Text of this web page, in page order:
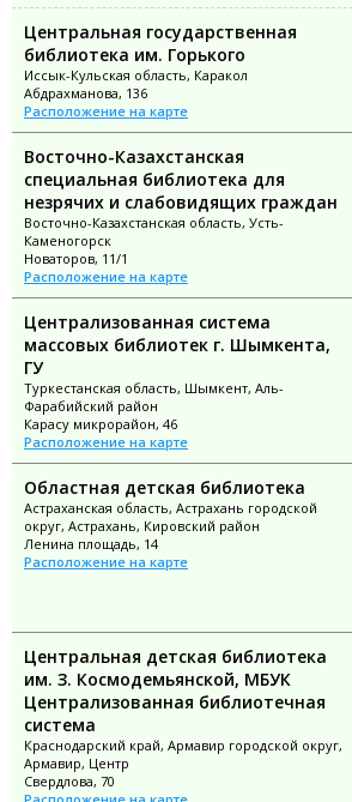
Центральная государственная
библиотека им. Горького
Иссык-Кульская область, Каракол
Абдрахманова, 136
Расположение на карте
Восточно-Казахстанская
специальная библиотека для
незрячих и слабовидящих граждан
Восточно-Казахстанская область, Усть-
Каменогорск
Новаторов, 11/1
Расположение на карте
Централизованная система
массовых библиотек г. Шымкента,
ГУ
Туркестанская область, Шымкент, Аль-
Фарабийский район
Карасу микрорайон, 46
Расположение на карте
Областная детская библиотека
Астраханская область, Астрахань городской
округ, Астрахань, Кировский район
Ленина площадь, 14
Расположение на карте
Центральная детская библиотека
им. З. Космодемьянской, МБУК
Централизованная библиотечная
система
Краснодарский край, Армавир городской округ,
Армавир, Центр
Свердлова, 70